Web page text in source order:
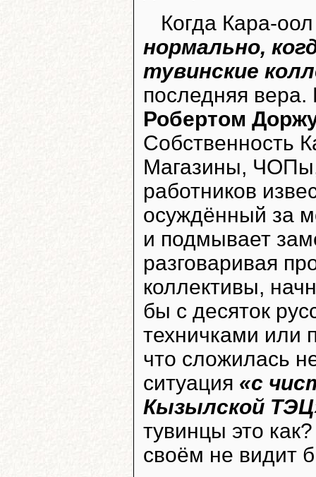
Когда Кара-
нормально,
тувинские
последняя вера.
Робертом
Собственность
Магазины,
работников
осуждённый за
и подмывает
разговаривая
коллективы,
бы с десяток
техничками или
что сложилась
ситуация «с
Кызылской
тувинцы это
своём не видит